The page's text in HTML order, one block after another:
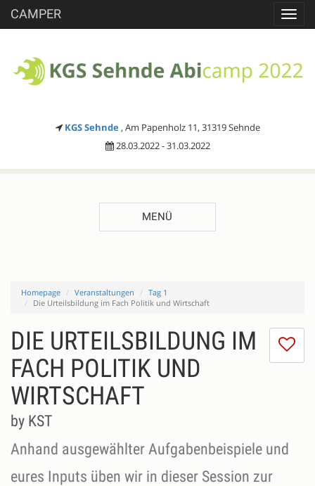
CAMPER
KGS Sehnde , Am Papenholz 11, 31319 Sehnde
28.03.2022 - 31.03.2022
MENÜ
Homepage Veranstaltungen
Tag 1
Die Urteilsbildung im Fach Politik und Wirtschaft
DIE URTEILSBILDUNG IM
FACH POLITIK UND
WIRTSCHAFT
by KST
Anhand ausgewählter Aufgabenbeispiele und
eures Inputs üben wir in dieser Session zur